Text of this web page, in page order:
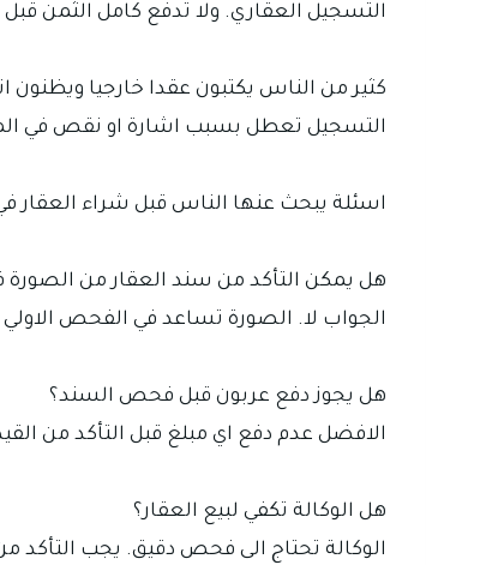
التسجيل العقاري. ولا تدفع كامل الثمن
كثير من الناس يكتبون عقدا خارجيا ويظنون
التسجيل تعطل بسبب اشارة او نقص في
اسئلة يبحث عنها الناس قبل شراء العقار
هل يمكن التأكد من سند العقار من
الجواب لا. الصورة تساعد في الفحص الاولي
هل يجوز دفع عربون قبل فحص السند؟
الافضل عدم دفع اي مبلغ قبل التأكد من
هل الوكالة تكفي لبيع العقار؟
الوكالة تحتاج الى فحص دقيق. يجب التأكد